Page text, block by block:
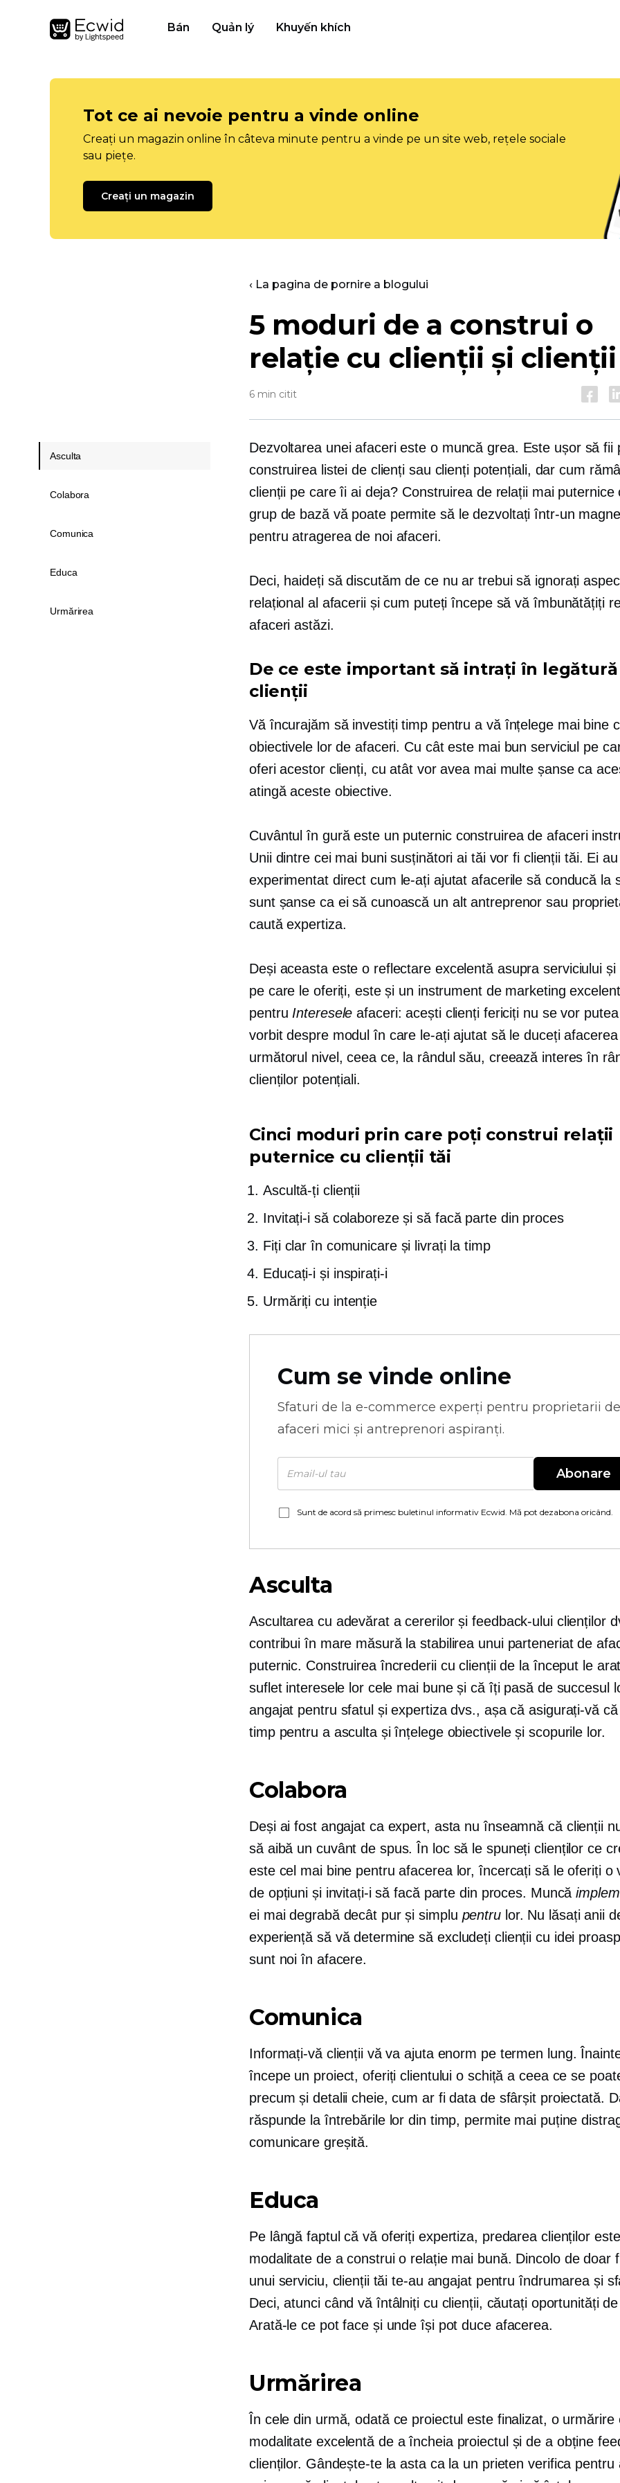
Bán Quản lý Khuyến khích
Tot ce ai nevoie pentru a vinde online
Creați un magazin online în câteva minute pentru a vinde pe un site web, rețele sociale
sau piețe.
Creați un magazin
‹ La pagina de pornire a blogului
5 moduri de a construi o
relație cu clienții și
6 min citit
Dezvoltarea unei afaceri este o muncă grea. Este ușor să fii
construirea listei de clienți sau clienți potențiali, dar cum
clienții pe care îi ai deja? Construirea de relații mai puternice
grup de bază vă poate permite să le dezvoltați într-un
pentru atragerea de noi afaceri.
Deci, haideți să discutăm de ce nu ar trebui să ignorați
relațional al afacerii și cum puteți începe să vă îmbunătățiți
afaceri astăzi.
De ce este important să intrați în
clienții
Vă încurajăm să investiți timp pentru a vă înțelege mai bine
obiectivele lor de afaceri. Cu cât este mai bun serviciul pe
oferi acestor clienți, cu atât vor avea mai multe șanse ca
atingă aceste obiective.
Cuvântul în gură este un puternic construirea de afaceri
Unii dintre cei mai buni susținători ai tăi vor fi clienții tăi. Ei au
experimentat direct cum le-ați ajutat afacerile să conducă la
sunt șanse ca ei să cunoască un alt antreprenor sau
caută expertiza.
Deși aceasta este o reflectare excelentă asupra serviciului și
pe care le oferiți, este și un instrument de marketing excelent
pentru Interesele afaceri: acești clienți fericiți nu se vor
vorbit despre modul în care le-ați ajutat să le duceți
următorul nivel, ceea ce, la rândul său, creează interes în
clienților potențiali.
Cinci moduri prin care poți construi relații
puternice cu clienții tăi
Ascultă-ți clienții
Invitați-i să colaboreze și să facă parte din proces
Fiți clar în comunicare și livrați la timp
Educați-i și inspirați-i
Urmăriți cu intenție
Cum se vinde online
Sfaturi de la e-commerce experți pentru proprietarii de
afaceri mici și antreprenori aspiranți.
Abonare
Sunt de acord să primesc buletinul informativ Ecwid. Mă pot dezabona oricând.
Asculta
Ascultarea cu adevărat a cererilor și feedback-ului clienților
contribui în mare măsură la stabilirea unui parteneriat de
puternic. Construirea încrederii cu clienții de la început le
suflet interesele lor cele mai bune și că îți pasă de succesul
angajat pentru sfatul și expertiza dvs., așa că asigurați-vă
timp pentru a asculta și înțelege obiectivele și scopurile lor.
Colabora
Deși ai fost angajat ca expert, asta nu înseamnă că clienții
să aibă un cuvânt de spus. În loc să le spuneți clienților ce
este cel mai bine pentru afacerea lor, încercați să le oferiți o
de opțiuni și invitați-i să facă parte din proces. Muncă
ei mai degrabă decât pur și simplu pentrulor. Nu lăsați anii
experiență să vă determine să excludeți clienții cu idei
sunt noi în afacere.
Comunica
Informați-vă clienții vă va ajuta enorm pe termen lung.
începe un proiect, oferiți clientului o schiță a ceea ce se
precum și detalii cheie, cum ar fi data de sfârșit proiectată.
răspunde la întrebările lor din timp, permite mai puține
comunicare greșită.
Educa
Pe lângă faptul că vă oferiți expertiza, predarea clienților
modalitate de a construi o relație mai bună. Dincolo de doar
unui serviciu, clienții tăi te-au angajat pentru îndrumarea și
Deci, atunci când vă întâlniți cu clienții, căutați oportunități
Arată-le ce pot face și unde își pot duce afacerea.
Urmărirea
În cele din urmă, odată ce proiectul este finalizat, o urmărire
modalitate excelentă de a încheia proiectul și de a obține
clienților. Gândește-te la asta ca la un prietenverifica pentru
Asculta
Colabora
Comunica
Educa
Urmărirea